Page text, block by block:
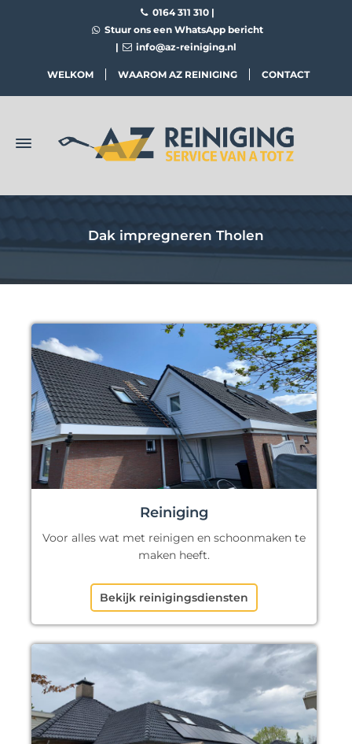
0164 311 310 |
Stuur ons een WhatsApp bericht
|
info@az-reiniging.nl
WELKOM WAAROM AZ REINIGING CONTACT
Dak impregneren Tholen
Reiniging
Voor alles wat met reinigen en schoonmaken te
maken heeft.
Bekijk reinigingsdiensten